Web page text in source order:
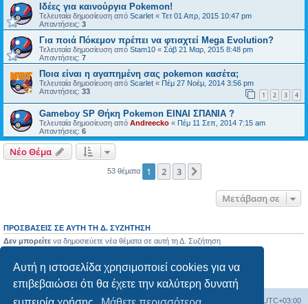
Αυτή η ιστοσελίδα χρησιμοποιεί cookies για να
επιβεβαιώσει ότι θα έχετε την καλύτερη δυνατή
Ιδέες για καινούργια Pokemon!
Τελευταία δημοσίευση από Scarlet « Τετ 01 Απρ, 2015 10:47 pm
Απαντήσεις: 3
Για ποιά Πόκεμον πρέπει να φτιαχτεί Mega Evolution?
Τελευταία δημοσίευση από Stam10 « Σάβ 21 Μαρ, 2015 8:48 pm
Απαντήσεις: 7
Ποια είναι η αγαπημένη σας pokemon κασέτα;
Τελευταία δημοσίευση από Scarlet « Πέμ 27 Νοέμ, 2014 3:56 pm
Απαντήσεις: 33 1 2 3 4
Gameboy SP Θήκη Pokemon ΕΙΝΑΙ ΣΠΑΝΙΑ ?
Τελευταία δημοσίευση από Andreecko « Πέμ 11 Σεπ, 2014 7:15 am
Απαντήσεις: 6
Νέο Θέμα
53 θέματα 1 2 3
Μετάβαση σε
ΠΡΟΣΒΆΣΕΙΣ ΣΕ ΑΥΤΉ ΤΗ Δ. ΣΥΖΉΤΗΣΗ
Δεν μπορείτε να δημοσιεύετε νέα θέματα σε αυτή τη Δ. Συζήτηση
Δεν μπορείτε
να επεξεργάζεστε τις δημοσιεύσεις σας σε αυτή τη Δ. Συζήτηση
Δεν μπορείτενα διαγράφετε τις δημοσιεύσεις σας σε αυτή τη Δ. Συζήτηση
Δεν μπορείτενα επισυνάπτετε αρχεία σε αυτή τη Δ. Συζήτηση
Ευρετήριο Δ. Συζήτησης Όλοι οι χρόνοι είναι UTC+03:00